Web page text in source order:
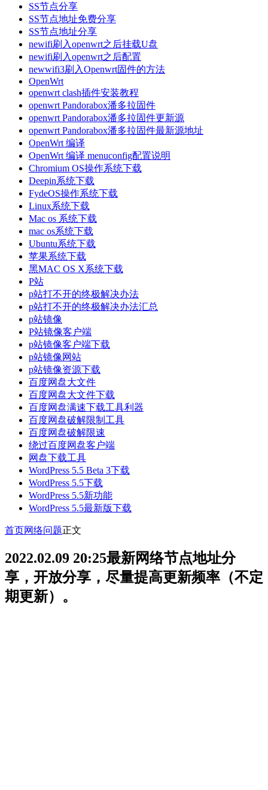
SS节点分享
SS节点地址免费分享
SS节点地址分享
newifi刷入openwrt之后挂载U盘
newifi刷入openwrt之后配置
newwifi3刷入Openwrt固件的方法
OpenWrt
openwrt clash插件安装教程
openwrt Pandorabox潘多拉固件
openwrt Pandorabox潘多拉固件更新源
openwrt Pandorabox潘多拉固件最新源地址
OpenWrt 编译
OpenWrt 编译 menuconfig配置说明
Chromium OS操作系统下载
Deepin系统下载
FydeOS操作系统下载
Linux系统下载
Mac os 系统下载
mac os系统下载
Ubuntu系统下载
苹果系统下载
黑MAC OS X系统下载
P站
p站打不开的终极解决办法
p站打不开的终极解决办法汇总
p站镜像
P站镜像客户端
p站镜像客户端下载
p站镜像网站
p站镜像资源下载
百度网盘大文件
百度网盘大文件下载
百度网盘满速下载工具利器
百度网盘破解限制工具
百度网盘破解限速
绕过百度网盘客户端
网盘下载工具
WordPress 5.5 Beta 3下载
WordPress 5.5下载
WordPress 5.5新功能
WordPress 5.5最新版下载
首页网络问题正文
2022.02.09 20:25最新网络节点地址分
享，开放分享，尽量提高更新频率（不定
期更新）。